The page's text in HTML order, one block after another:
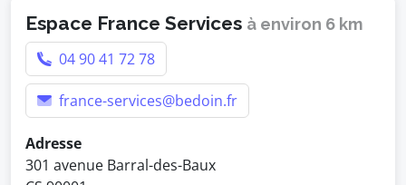
Espace France Services à environ 6 km
04 90 41 72 78
france-services@bedoin.fr
Adresse
301 avenue Barral-des-Baux